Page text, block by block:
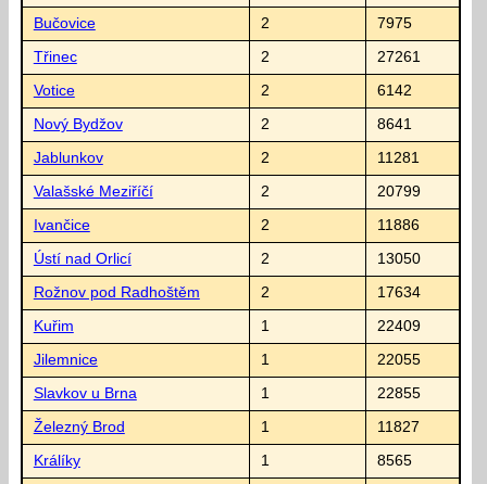
Bučovice 2 7975
Třinec 2 27261
Votice 2 6142
Nový Bydžov 2 8641
Jablunkov 2 11281
Valašské Meziříčí 2 20799
Ivančice 2 11886
Ústí nad Orlicí 2 13050
Rožnov pod Radhoštěm 2 17634
Kuřim 1 22409
Jilemnice 1 22055
Slavkov u Brna 1 22855
Železný Brod 1 11827
Králíky 1 8565